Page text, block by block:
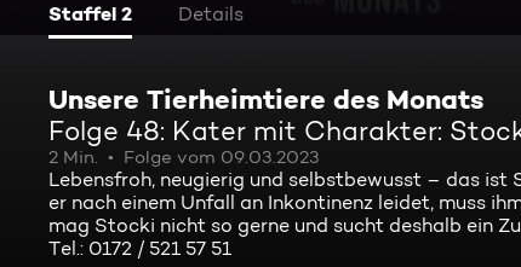
Staffel 2 Details
Unsere Tierheimtiere des Monats
Folge 48: Kater mit Charakter:
2 Min. Folge vom 09.03.2023
Lebensfroh, neugierig und selbstbewusst – das
er nach einem Unfall an Inkontinenz leidet, muss
mag Stocki nicht so gerne und sucht deshalb ein
Tel.: 0172 / 521 57 51